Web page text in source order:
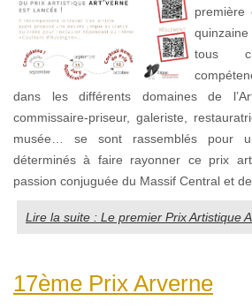
première
tous
dans les différents domaines de
commissaire-priseur, galeriste,
musée… se sont rassemblés pour
déterminés à faire rayonner ce prix
passion conjuguée du Massif Central et de
Lire la suite : Le premier Prix Artistique
17ème Prix Arverne